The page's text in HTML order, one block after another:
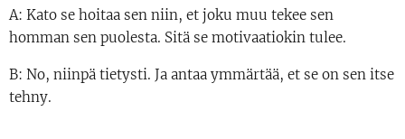
A: Kato se hoitaa sen niin, et joku muu tekee sen
homman sen puolesta. Sitä se motivaatiokin tulee.
B: No, niinpä tietysti. Ja antaa ymmärtää, et se on sen itse
tehny.